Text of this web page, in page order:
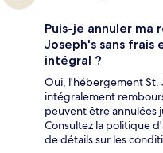
Puis-je annuler ma
Joseph's sans
intégral ?
Oui, l'hébergement St.
intégralement
peuvent être annulées
Consultez la politique
de détails sur les